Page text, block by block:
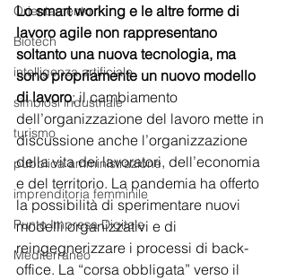
Orientamento
Biotech
intelligenza artificiale
simbiosi industriale
turismo
pubblica amministrazione
imprenditoria femminile
Punto Impresa Digitale
Mediterraneo
Lo smart working e le altre forme di
lavoro agile non rappresentano
soltanto una nuova tecnologia, ma
sono propriamente un nuovo modello
di lavoro; il cambiamento
dell’organizzazione del lavoro mette in
discussione anche l’organizzazione
della vita dei lavoratori, dell’economia
e del territorio. La pandemia ha offerto
la possibilità di sperimentare nuovi
modelli organizzativi e di
reingegnerizzare i processi di back-
office. La “corsa obbligata” verso il